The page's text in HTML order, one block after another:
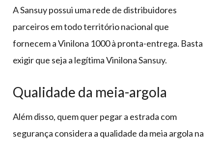
A Sansuy possui uma rede de distribuidores
parceiros em todo território nacional que
fornecem a Vinilona 1000 à pronta-entrega. Basta
exigir que seja a legítima Vinilona Sansuy.
Qualidade da meia-argola
Além disso, quem quer pegar a estrada com
segurança considera a qualidade da meia argola na